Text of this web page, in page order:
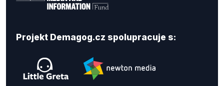
Projekt Demagog.cz spolupracuje s: